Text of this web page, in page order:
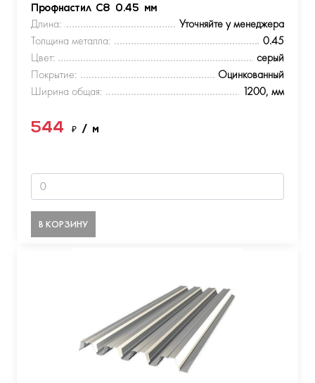
Профнастил С8 0.45 мм
Длина:
Уточняйте у менеджера
Толщина металла:
0.45
Цвет:
серый
Покрытие:
Оцинкованный
Ширина общая:
1200, мм
544 ₽ / м
В КОРЗИНУ